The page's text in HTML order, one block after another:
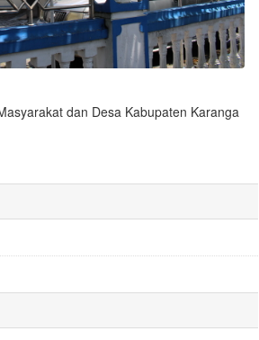
dan Desa Kabupaten Karanga